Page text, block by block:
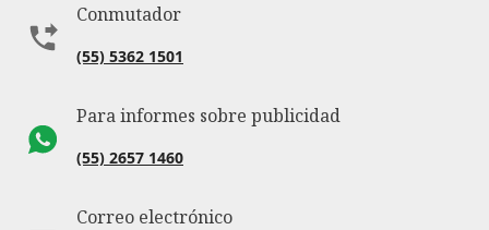
Conmutador
(55) 5362 1501
Para informes sobre publicidad
(55) 2657 1460
Correo electrónico